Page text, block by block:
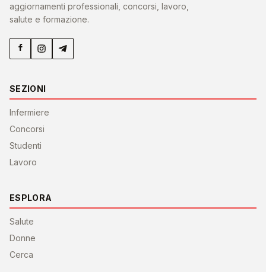
aggiornamenti professionali, concorsi, lavoro,
salute e formazione.
SEZIONI
Infermiere
Concorsi
Studenti
Lavoro
ESPLORA
Salute
Donne
Cerca